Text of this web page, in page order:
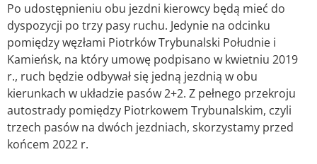
Po udostępnieniu obu jezdni kierowcy będą mieć do
dyspozycji po trzy pasy ruchu. Jedynie na odcinku
pomiędzy węzłami Piotrków Trybunalski Południe i
Kamieńsk, na który umowę podpisano w kwietniu 2019
r., ruch będzie odbywał się jedną jezdnią w obu
kierunkach w układzie pasów 2+2. Z pełnego przekroju
autostrady pomiędzy Piotrkowem Trybunalskim, czyli
trzech pasów na dwóch jezdniach, skorzystamy przed
końcem 2022 r.